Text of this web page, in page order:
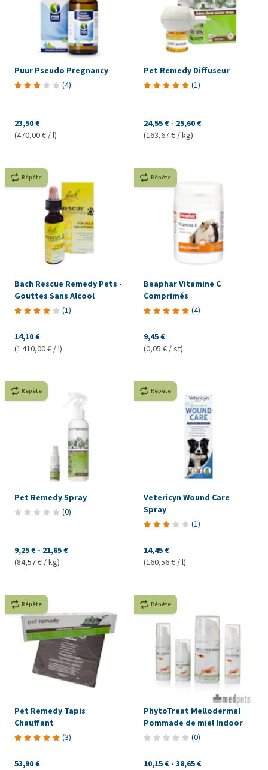
Puur Pseudo Pregnancy
(4)
23,50 €
(470,00 € / l)
Pet Remedy Diffuseur
(1)
24,55 € - 25,60 €
(163,67 € / kg)
Répète
Bach Rescue Remedy Pets -
Gouttes Sans Alcool
(1)
14,10 €
(1 410,00 € / l)
Répète
Beaphar Vitamine C
Comprimés
(4)
9,45 €
(0,05 € / st)
Répète
Pet Remedy Spray
(0)
9,25 € - 21,65 €
(84,57 € / kg)
Répète
Vetericyn Wound Care
Spray
(1)
14,45 €
(160,56 € / l)
Répète
Pet Remedy Tapis
Chauffant
(3)
53,90 €
Répète
PhytoTreat Mellodermal
Pommade de miel Indoor
(0)
10,15 € - 38,65 €